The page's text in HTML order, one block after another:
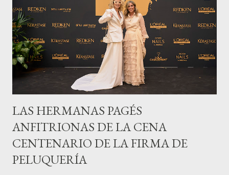
LAS HERMANAS PAGÉS
ANFITRIONAS DE LA CENA
CENTENARIO DE LA FIRMA DE
PELUQUERÍA